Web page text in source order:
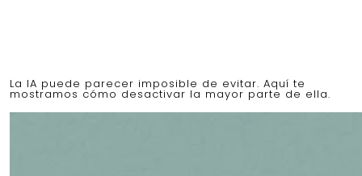
La IA puede parecer imposible de evitar. Aquí te
mostramos cómo desactivar la mayor parte de ella.